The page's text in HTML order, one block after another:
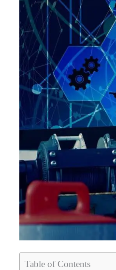
Table of Contents